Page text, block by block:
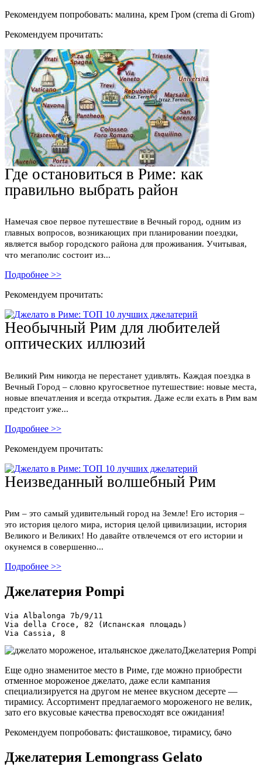
Рекомендуем попробовать: малина, крем Гром (crema di Grom)
Рекомендуем прочитать:
Где остановиться в Риме: как
правильно выбрать район
Намечая свое первое путешествие в Вечный город, одним из
главных вопросов, возникающих при планировании поездки,
является выбор городского района для проживания. Учитывая,
что мегаполис состоит из...
Подробнее >>
Рекомендуем прочитать:
Необычный Рим для любителей
оптических иллюзий
Великий Рим никогда не перестанет удивлять. Каждая поездка в
Вечный Город – словно кругосветное путешествие: новые места,
новые впечатления и всегда открытия. Даже если ехать в Рим вам
предстоит уже...
Подробнее >>
Рекомендуем прочитать:
Неизведанный волшебный Рим
Рим – это самый удивительный город на Земле! Его история –
это история целого мира, история целой цивилизации, история
Великого и Великих! Но давайте отвлечемся от его истории и
окунемся в совершенно...
Подробнее >>
Джелатерия Pompi
Via Albalonga 7b/9/11
Via della Croce, 82 (Испанская площадь)
Via Cassia, 8
Джелатерия Pompi
Еще одно знаменитое место в Риме, где можно приобрести
отменное мороженое джелато, даже если кампания
специализируется на другом не менее вкусном десерте —
тирамису. Ассортимент предлагаемого мороженого не велик,
зато его вкусовые качества превосходят все ожидания!
Рекомендуем попробовать: фисташковое, тирамису, бачо
Джелатерия Lemongrass Gelato